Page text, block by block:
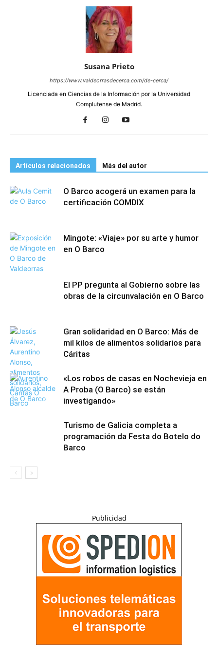
Susana Prieto
https://www.valdeorrasdecerca.com/de-cerca/
Licenciada en Ciencias de la Información por la Universidad
Complutense de Madrid.
Artículos relacionados Más del autor
O Barco acogerá un examen para la
certificación COMDIX
Mingote: «Viaje» por su arte y humor
en O Barco
El PP pregunta al Gobierno sobre las
obras de la circunvalación en O Barco
Gran solidaridad en O Barco: Más de
mil kilos de alimentos solidarios para
Cáritas
«Los robos de casas en Nochevieja en
A Proba (O Barco) se están
investigando»
Turismo de Galicia completa a
programación da Festa do Botelo do
Barco
Publicidad